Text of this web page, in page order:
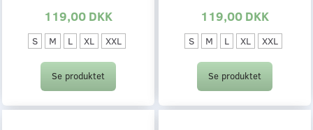
119,00 DKK
S M L XL XXL
Se produktet
119,00 DKK
S M L XL XXL
Se produktet